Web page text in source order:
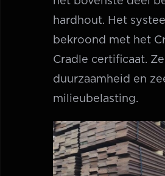
hardhout. Het
bekroond met het
Cradle certificaat.
duurzaamheid en
milieubelasting.